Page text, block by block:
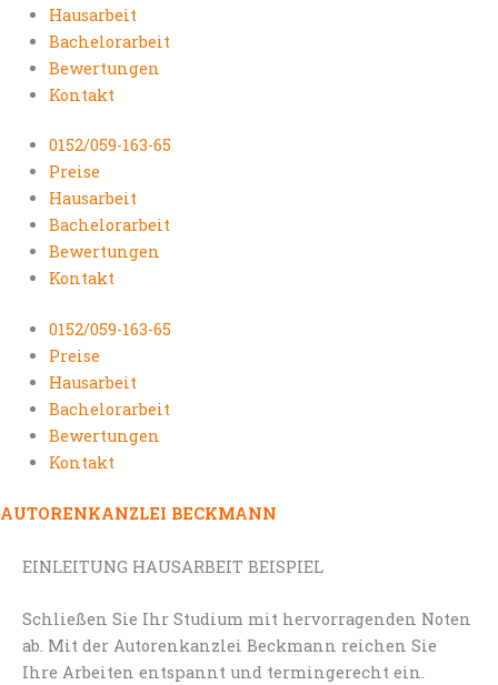
Hausarbeit
Bachelorarbeit
Bewertungen
Kontakt
0152/059-163-65
Preise
Hausarbeit
Bachelorarbeit
Bewertungen
Kontakt
0152/059-163-65
Preise
Hausarbeit
Bachelorarbeit
Bewertungen
Kontakt
AUTORENKANZLEI BECKMANN
EINLEITUNG HAUSARBEIT BEISPIEL
Schließen Sie Ihr Studium mit hervorragenden Noten
ab. Mit der Autorenkanzlei Beckmann reichen Sie
Ihre Arbeiten entspannt und termingerecht ein.